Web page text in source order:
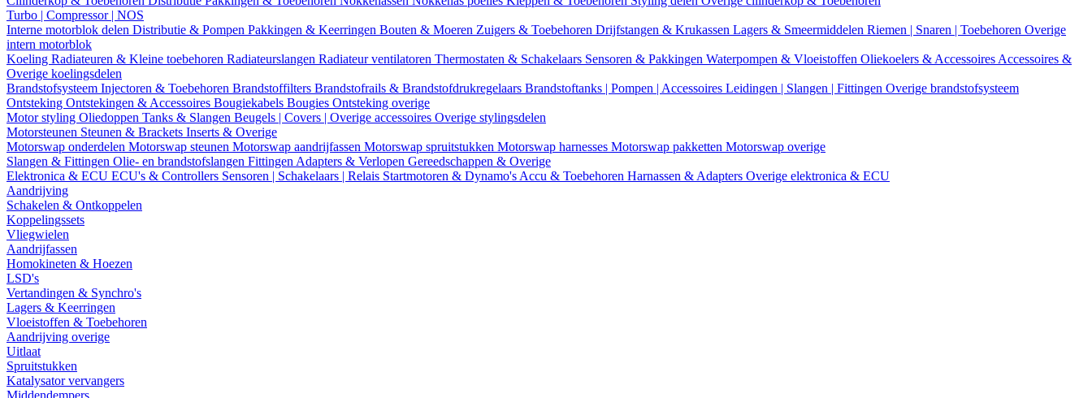
Turbo | Compressor | NOS
Interne motorblok delen Distributie & Pompen Pakkingen & Keerringen Bouten & Moeren Zuigers & Toebehoren Drijfstangen & Krukassen Lagers & Smeermiddelen Riemen | Snaren | Toebehoren Overige
intern motorblok
Koeling Radiateuren & Kleine toebehoren Radiateurslangen Radiateur ventilatoren Thermostaten & Schakelaars Sensoren & Pakkingen Waterpompen & Vloeistoffen Oliekoelers & Accessoires Accessoires &
Overige koelingsdelen
Brandstofsysteem Injectoren & Toebehoren Brandstoffilters Brandstofrails & Brandstofdrukregelaars Brandstoftanks | Pompen | Accessoires Leidingen | Slangen | Fittingen Overige brandstofsysteem
Ontsteking Ontstekingen & Accessoires Bougiekabels Bougies Ontsteking overige
Motor styling Oliedoppen Tanks & Slangen Beugels | Covers | Overige accessoires Overige stylingsdelen
Motorsteunen Steunen & Brackets Inserts & Overige
Motorswap onderdelen Motorswap steunen Motorswap aandrijfassen Motorswap spruitstukken Motorswap harnesses Motorswap pakketten Motorswap overige
Slangen & Fittingen Olie- en brandstofslangen Fittingen Adapters & Verlopen Gereedschappen & Overige
Elektronica & ECU ECU's & Controllers Sensoren | Schakelaars | Relais Startmotoren & Dynamo's Accu & Toebehoren Harnassen & Adapters Overige elektronica & ECU
Aandrijving
Schakelen & Ontkoppelen
Koppelingssets
Vliegwielen
Aandrijfassen
Homokineten & Hoezen
LSD's
Vertandingen & Synchro's
Lagers & Keerringen
Vloeistoffen & Toebehoren
Aandrijving overige
Uitlaat
Spruitstukken
Katalysator vervangers
Middendempers